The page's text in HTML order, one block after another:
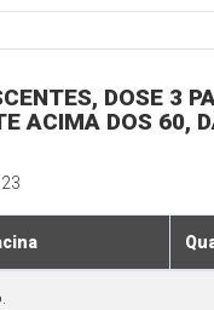
DOSE 3
ACIMA DOS 60,